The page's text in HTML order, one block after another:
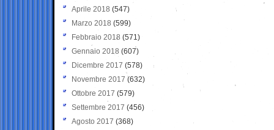
Aprile 2018 (547)
Marzo 2018 (599)
Febbraio 2018 (571)
Gennaio 2018 (607)
Dicembre 2017 (578)
Novembre 2017 (632)
Ottobre 2017 (579)
Settembre 2017 (456)
Agosto 2017 (368)